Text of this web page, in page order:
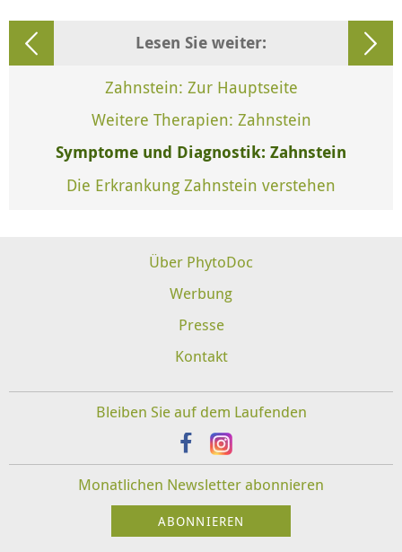
Lesen Sie weiter:
Zahnstein: Zur Hauptseite
Weitere Therapien: Zahnstein
Symptome und Diagnostik: Zahnstein
Die Erkrankung Zahnstein verstehen
Über PhytoDoc
Werbung
Presse
Kontakt
Bleiben Sie auf dem Laufenden
Monatlichen Newsletter abonnieren